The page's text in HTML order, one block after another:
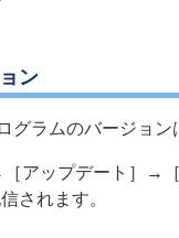
ン
ラムのバージョン
ップデート］→［
されます。